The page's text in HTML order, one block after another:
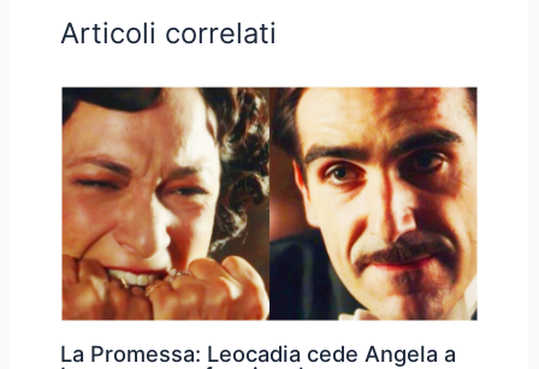
Articoli correlati
La Promessa: Leocadia cede Angela a